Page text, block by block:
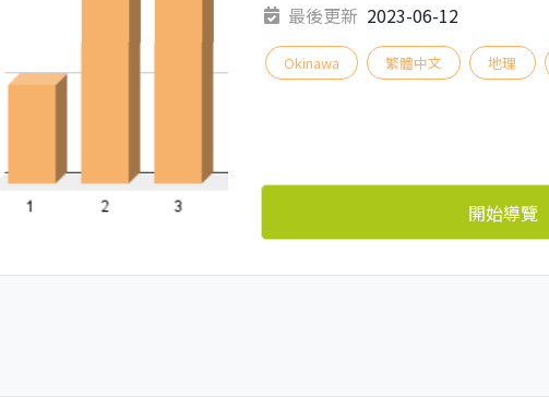
最後更新 2023-06-12
Okinawa 繁體中文 地理
開始導覽